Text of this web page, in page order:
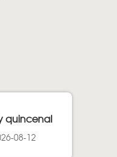
quincenal
08-12